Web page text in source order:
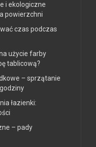
i ekologiczne
powierzchni
czas podczas
użycie farby
tablicową?
– sprzątanie
łazienki:
– pady